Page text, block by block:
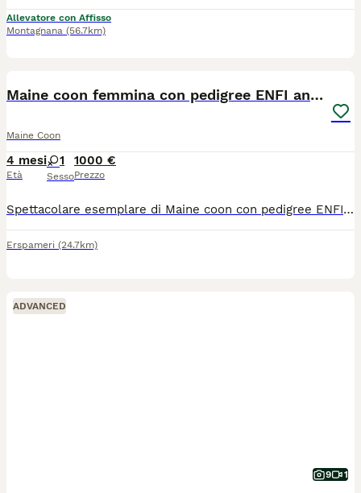
Allevatore con Affisso
Montagnana (56.7km)
Maine coon femmina con pedigree ENFI anche libero
Maine Coon
4 mesi
Età
1
Sesso
1000 €
Prezzo
Spettacolare esemplare di Maine coon con pedigree ENFI anche libero!!! Colorazione stupenda!!! È già disponibile completa di tutto! Genitori testati e certificati! Possibilità di consegna! Per info 3204280348 Maria Rosa
Erspameri (24.7km)
ADVANCED
9 1